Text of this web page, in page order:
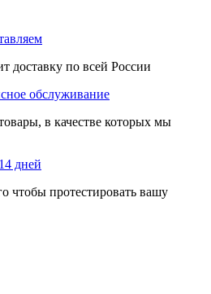
доставку по всей России
обслуживание
в качестве которых мы
дней
чтобы протестировать вашу